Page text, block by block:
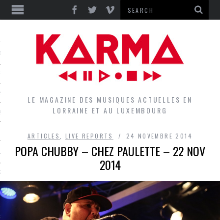
GROUPES DU LOCAL
LE LOCAL DU MAGAZINE
LE MAGAZINE DES MUSIQUES ACTUELLES EN
LORRAINE ET AU LUXEMBOURG
ARTICLES LIVE REPORTS 24 NOVEMBRE 2014
POPA CHUBBY – CHEZ PAULETTE – 22 NOV
2014